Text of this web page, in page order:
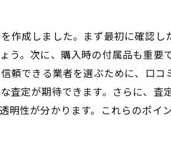
成しました。まず最初に確認
。次に、購入時の付属品も重要
できる業者を選ぶために、口コ
定が期待できます。さらに、査
性が分かります。これらのポイ